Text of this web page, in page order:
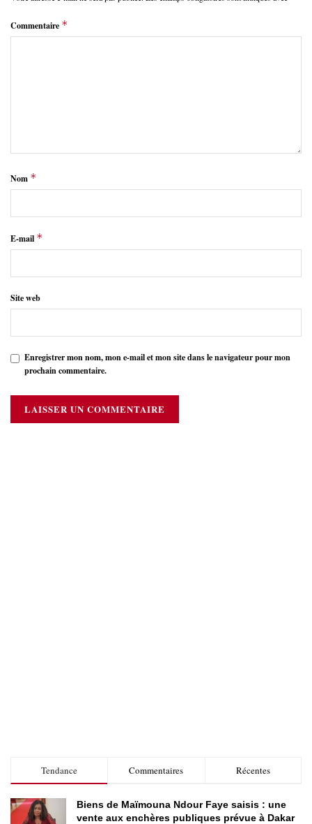
Commentaire *
Nom *
E-mail *
Site web
Enregistrer mon nom, mon e-mail et mon site dans le navigateur pour mon
prochain commentaire.
Tendance Commentaires Récentes
Biens de Maïmouna Ndour Faye saisis : une
vente aux enchères publiques prévue à Dakar